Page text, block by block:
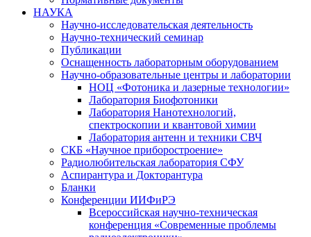
НАУКА
Научно-исследовательская деятельность
Научно-технический семинар
Публикации
Оснащенность лабораторным оборудованием
Научно-образовательные центры и лаборатории
НОЦ «Фотоника и лазерные технологии»
Лаборатория Биофотоники
Лаборатория Нанотехнологий,
спектроскопии и квантовой химии
Лаборатория антенн и техники СВЧ
СКБ «Научное приборостроение»
Радиолюбительская лаборатория СФУ
Аспирантура и Докторантура
Бланки
Конференции ИИФиРЭ
Всероссийская научно-техническая
конференция «Современные проблемы